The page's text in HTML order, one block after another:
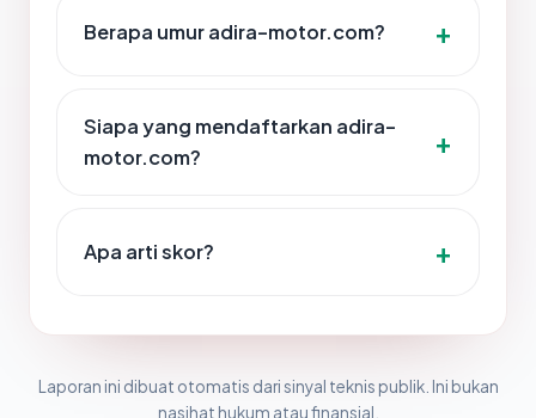
Berapa umur adira-motor.com?
Siapa yang mendaftarkan adira-
motor.com?
Apa arti skor?
Laporan ini dibuat otomatis dari sinyal teknis publik. Ini bukan
nasihat hukum atau finansial.